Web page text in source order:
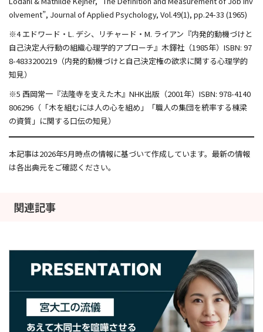
olvement”, Journal of Applied Psychology, Vol.49(1), pp.24-33 (1965)
※4 エドワード・L. デシ、リチャード・M. ライアン『内発的動機づけと
自己決定――人行動の組織心理学的アプローチ』木鐸社（1985年）ISBN: 97
8-4833200219（内発的動機づけと自己決定権の欲求に関する心理学的
知見）
※5 西岡常一『法隆寺を支えた木』NHK出版（2001年）ISBN: 978-4140
806296（「木を組むには人の心を組め」「職人の集団を統率する棟梁
の資質」に関する口伝の知見）
本記事は2026年5月時点の情報に基づいて作成しています。最新の情報
は各出典元をご確認ください。
関連記事